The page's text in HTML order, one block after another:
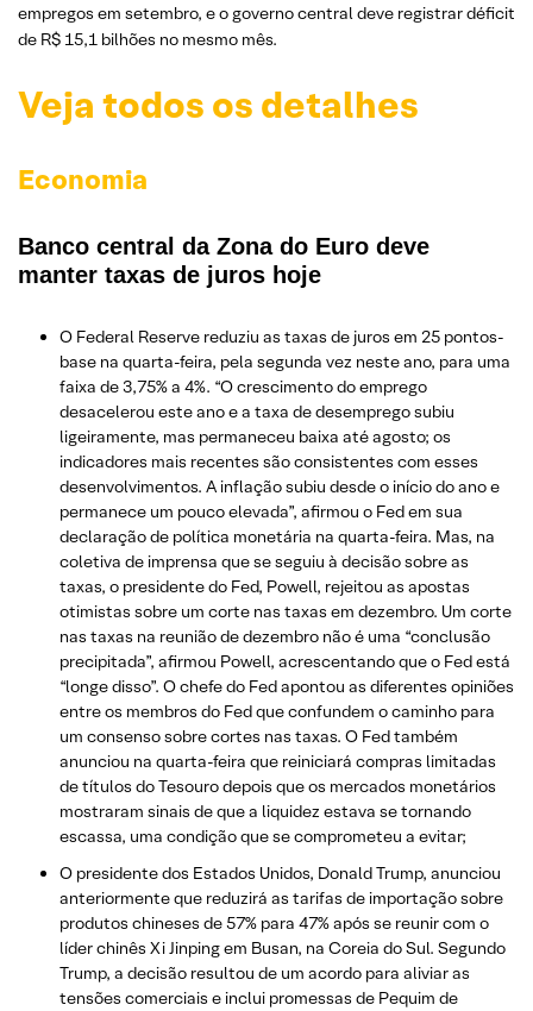
empregos em setembro, e o governo central deve registrar déficit
de R$ 15,1 bilhões no mesmo mês.
Veja todos os detalhes
Economia
Banco central da Zona do Euro deve
manter taxas de juros hoje
O Federal Reserve reduziu as taxas de juros em 25 pontos-
base na quarta-feira, pela segunda vez neste ano, para uma
faixa de 3,75% a 4%. “O crescimento do emprego
desacelerou este ano e a taxa de desemprego subiu
ligeiramente, mas permaneceu baixa até agosto; os
indicadores mais recentes são consistentes com esses
desenvolvimentos. A inflação subiu desde o início do ano e
permanece um pouco elevada”, afirmou o Fed em sua
declaração de política monetária na quarta-feira. Mas, na
coletiva de imprensa que se seguiu à decisão sobre as
taxas, o presidente do Fed, Powell, rejeitou as apostas
otimistas sobre um corte nas taxas em dezembro. Um corte
nas taxas na reunião de dezembro não é uma “conclusão
precipitada”, afirmou Powell, acrescentando que o Fed está
“longe disso”. O chefe do Fed apontou as diferentes opiniões
entre os membros do Fed que confundem o caminho para
um consenso sobre cortes nas taxas. O Fed também
anunciou na quarta-feira que reiniciará compras limitadas
de títulos do Tesouro depois que os mercados monetários
mostraram sinais de que a liquidez estava se tornando
escassa, uma condição que se comprometeu a evitar;
O presidente dos Estados Unidos, Donald Trump, anunciou
anteriormente que reduzirá as tarifas de importação sobre
produtos chineses de 57% para 47% após se reunir com o
líder chinês Xi Jinping em Busan, na Coreia do Sul. Segundo
Trump, a decisão resultou de um acordo para aliviar as
tensões comerciais e inclui promessas de Pequim de